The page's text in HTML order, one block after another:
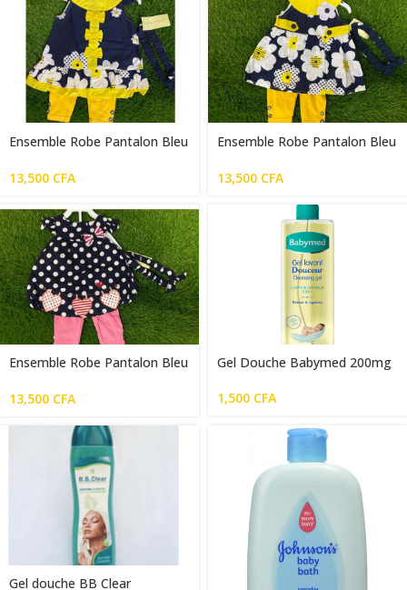
Ensemble Robe Pantalon Bleu
13,500 CFA
Ensemble Robe Pantalon Bleu
13,500 CFA
Ensemble Robe Pantalon Bleu
13,500 CFA
Gel Douche Babymed 200mg
1,500 CFA
Gel douche BB Clear